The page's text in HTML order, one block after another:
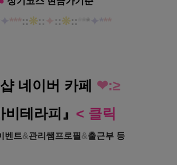
✦ ***::❊:: ::❊:: *✦* **
샵 네이버 카페 ❤:≥
비테라피 』 < 클릭
벤트&관리쌤프로필 &출근부 등